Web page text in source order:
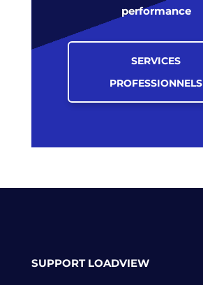
performance
SERVICES
PROFESSIONNELS
SUPPORT LOADVIEW